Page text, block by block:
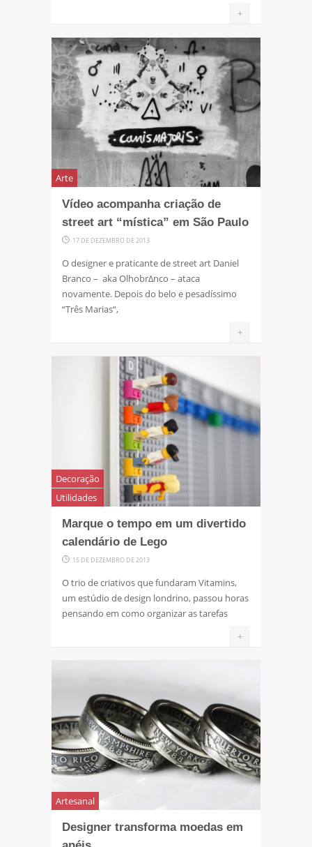
+
Arte
Vídeo acompanha criação de
street art “mística” em São Paulo
17 DE DEZEMBRO DE 2013
O designer e praticante de street art Daniel
Branco – aka OlhobrΔnco – ataca
novamente. Depois do belo e pesadíssimo
“Três Marias“,
+
Decoração
Utilidades
Marque o tempo em um divertido
calendário de Lego
15 DE DEZEMBRO DE 2013
O trio de criativos que fundaram Vitamins,
um estúdio de design londrino, passou horas
pensando em como organizar as tarefas
+
Artesanal
Designer transforma moedas em